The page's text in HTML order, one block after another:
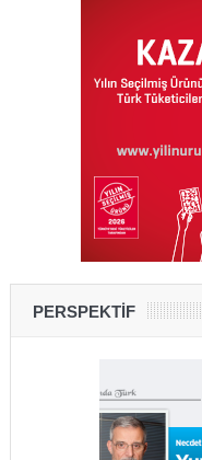
PERSPEKTİF